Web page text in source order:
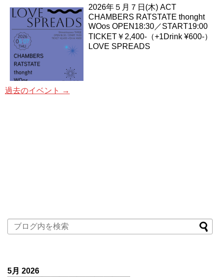
2026年５月７日(木) ACT
CHAMBERS RATSTATE thonght
WOos OPEN18:30／START19:00
TICKET￥2,400-（+1Drink ¥600-）
LOVE SPREADS
過去のイベント →
5月 2026